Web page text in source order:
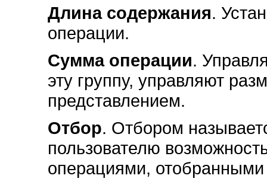
Длина содержания.
операции.
Сумма операции.
эту группу, управляют
представлением.
Отбор. Отбором
пользователю
операциями,